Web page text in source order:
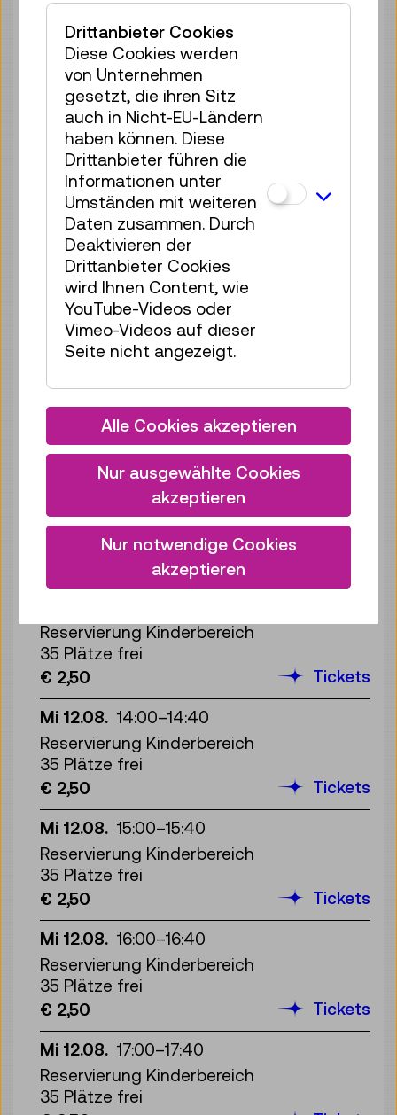
€ 2,50
Tickets
Di 11.08. 15:00–15:40
Reservierung Kinderbereich
35 Plätze frei
€ 2,50
Di 11.08. 16:00–16:40
Reservierung Kinderbereich
35 Plätze frei
€ 2,50
Di 11.08. 17:00–17:40
Reservierung Kinderbereich
35 Plätze frei
€ 2,50
Mi 12.08. 11:00–11:40
Reservierung Kinderbereich
35 Plätze frei
€ 2,50
Tickets
12:00–12:40
Reservierung Kinderbereich
35 Plätze frei
Reservierung Kinderbereich
35 Plätze frei
€ 2,50
Tickets
Mi 12.08. 14:00–14:40
Reservierung Kinderbereich
35 Plätze frei
€ 2,50
Tickets
Mi 12.08. 15:00–15:40
Reservierung Kinderbereich
35 Plätze frei
€ 2,50
Tickets
Mi 12.08. 16:00–16:40
Reservierung Kinderbereich
35 Plätze frei
€ 2,50
Tickets
Mi 12.08. 17:00–17:40
Reservierung Kinderbereich
35 Plätze frei
Drittanbieter Cookies
Diese Cookies werden
von Unternehmen
gesetzt, die ihren Sitz
auch in Nicht-EU-Ländern
haben können. Diese
Drittanbieter führen die
Informationen unter
Umständen mit weiteren
Daten zusammen. Durch
Deaktivieren der
Drittanbieter Cookies
wird Ihnen Content, wie
YouTube-Videos oder
Vimeo-Videos auf dieser
Seite nicht angezeigt.
Alle Cookies akzeptieren
Nur ausgewählte Cookies
akzeptieren
Nur notwendige Cookies
akzeptieren